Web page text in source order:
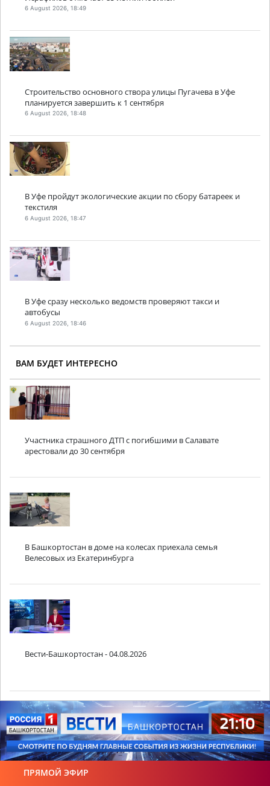
6 August 2026, 18:49
Строительство основного створа улицы Пугачева в Уфе
планируется завершить к 1 сентября
6 August 2026, 18:48
В Уфе пройдут экологические акции по сбору батареек и
текстиля
6 August 2026, 18:47
В Уфе сразу несколько ведомств проверяют такси и
автобусы
6 August 2026, 18:46
ВАМ БУДЕТ ИНТЕРЕСНО
Участника страшного ДТП с погибшими в Салавате
арестовали до 30 сентября
В Башкортостан в доме на колесах приехала семья
Велесовых из Екатеринбурга
Вести-Башкортостан - 04.08.2026
ПРЯМОЙ ЭФИР